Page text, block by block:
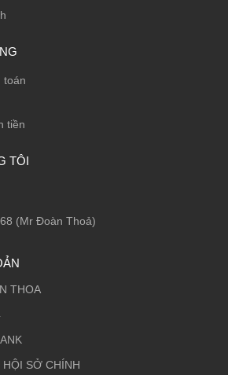
toán
tiền
TÔI
(Mr Đoàn Thoả)
THOA
SỞ CHÍNH